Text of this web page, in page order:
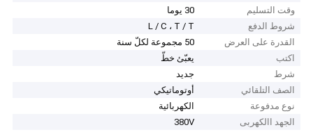
وقت التسليم
30 يوما
شروط الدفع
L / C ، T / T
القدرة على العرض
50 مجموعة لكلّ سنة
اكتب
يعبّئ خطّ
شرط
جديد
الصف التلقائي
أوتوماتيكي
نوع مدفوعة
الكهربائية
الجهد االكهربى
380V